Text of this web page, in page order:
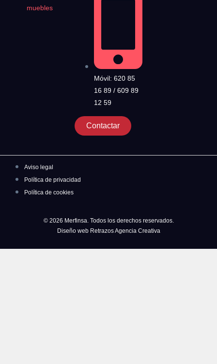
muebles
Móvil: 620 85
16 89 / 609 89
12 59
Contactar
Aviso legal
Política de privacidad
Política de cookies
© 2026 Merfinsa. Todos los derechos reservados.
Diseño web Retrazos Agencia Creativa